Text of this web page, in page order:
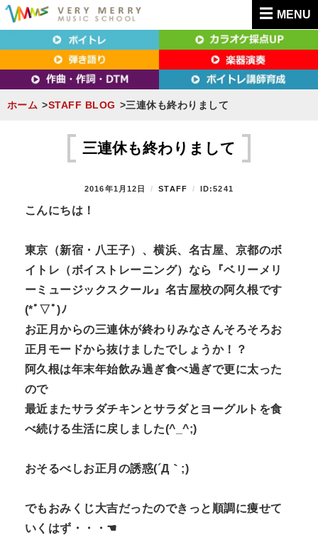
MENU
東京（新宿・八王子）・横浜・名古屋・京都で
「本気」になれるボイトレ教室｜VERY MERRY
MUSIC SCHOOL（ベリーメリー）
東京（新宿・八王子）・横浜・名古屋・京都で「本気」になれるボイトレ教室｜
VERY MERRY MUSIC SCHOOL（ベリーメリー）
ホーム STAFF BLOG 三連休も終わりまして
三連休も終わりまして
P
S
O
2016年1月12日
B
STAFF ID:5241
こんにちは！
東京（新宿・八王子）、横浜、名古屋、京都のボ
イトレ（ボイストレーニング）なら『ベリーメリ
ーミュージックスクール』名古屋校の阿久根です
(*ﾟ▽ﾟ)ﾉ
お正月からの三連休が終わりみなさんそろそろお
正月モードから抜けましたでしょうか！？
阿久根は年末年始飲み過ぎ食べ過ぎで更に太った
ので
最近またサラダチキンとサラダとヨーグルトを食
べ続ける生活に戻しました(^_^;)
おそるべしお正月の誘惑(´Д｀;)
でもおみくじ大吉だったのできっと順調に痩せて
いくはず・・・☚